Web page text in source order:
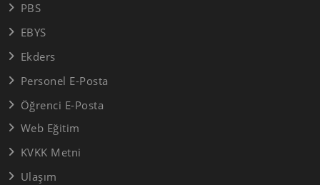
PBS
EBYS
Ekders
Personel E-Posta
Öğrenci E-Posta
Web Eğitim
KVKK Metni
Ulaşım